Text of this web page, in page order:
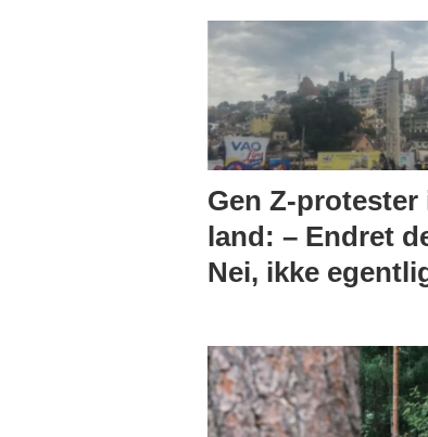
Gen Z-protester
land: – Endret
Nei, ikke